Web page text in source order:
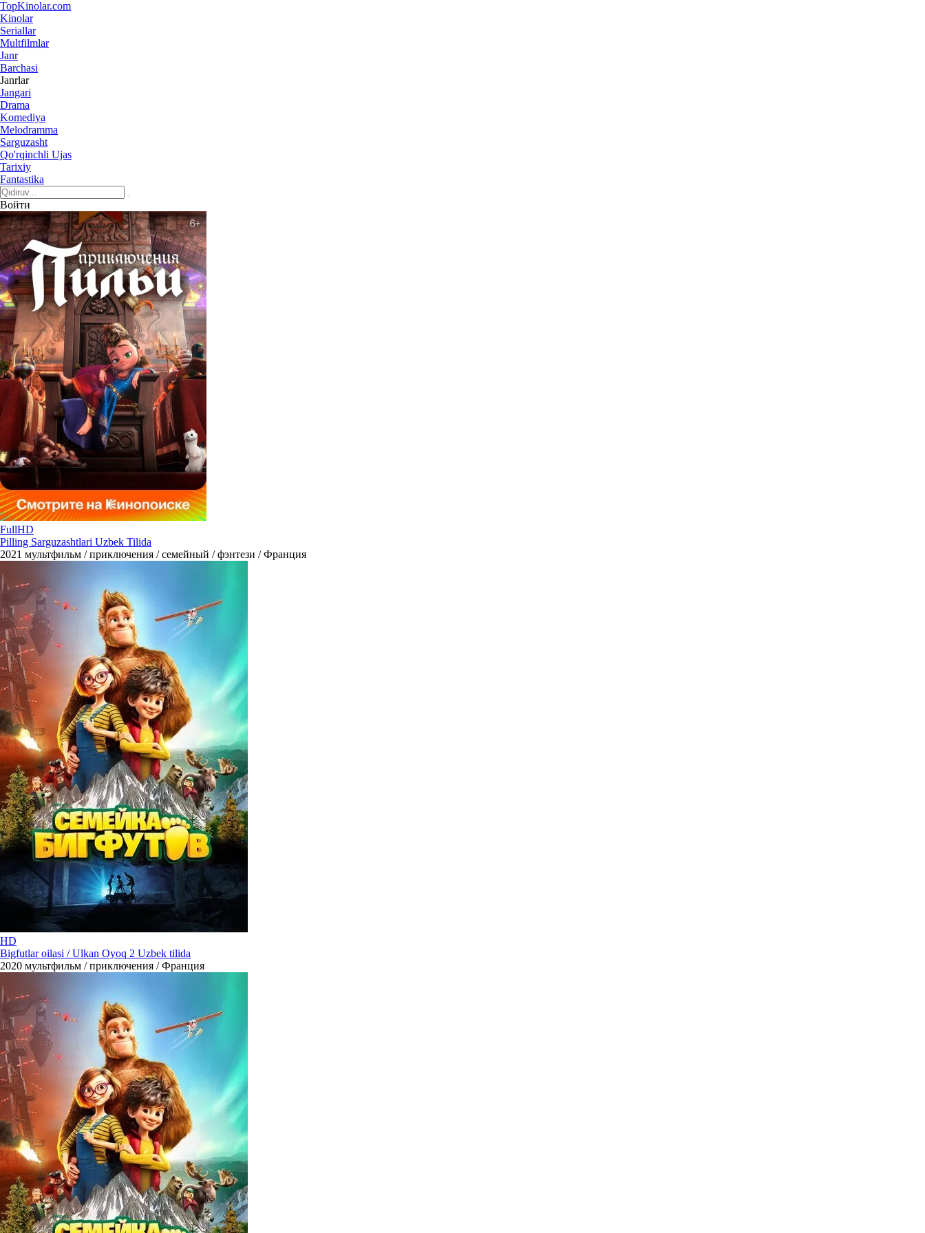
TopKinolar.com
Kinolar
Seriallar
Multfilmlar
Janr
Barchasi
Janrlar
Jangari
Drama
Komediya
Melodramma
Sarguzasht
Qo'rqinchli Ujas
Tarixiy
Fantastika
Войти
FullHD
Pilling Sarguzashtlari Uzbek Tilida
2021 мультфильм / приключения / семейный / фэнтези / Франция
HD
Bigfutlar oilasi / Ulkan Oyoq 2 Uzbek tilida
2020 мультфильм / приключения / Франция